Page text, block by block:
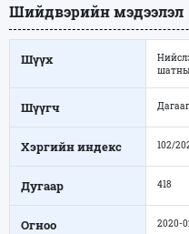
Шийдвэрийн мэдээлэл
Шүүх
Шүүгч
Хэргийн индекс 102/
Дугаар 418
Огноо 2020-